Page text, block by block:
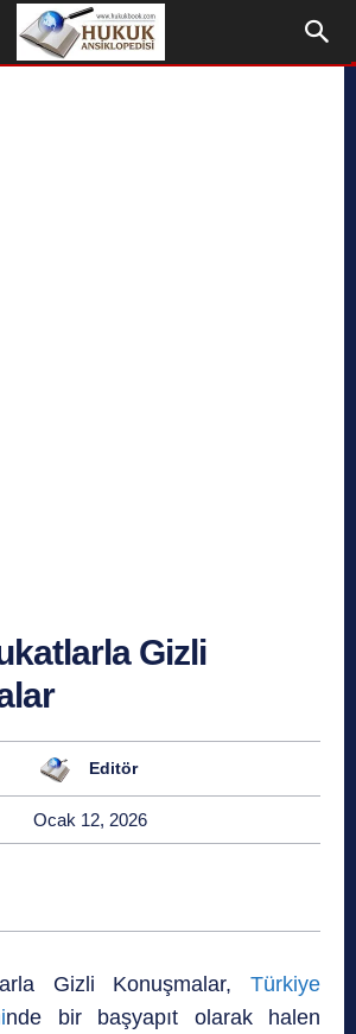
Gizli
Editör
Ocak 12, 2026
Gizli Konuşmalar, Türkiye
nde bir başyapıt olarak halen